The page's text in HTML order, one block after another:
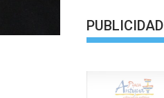
PUBLICIDAD